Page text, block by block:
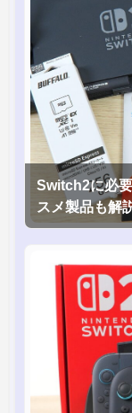
Switch2に必
スメ製品も解